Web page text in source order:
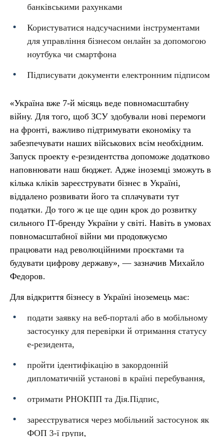
банківськими рахунками
Користуватися надсучасними інструментами
для управління бізнесом онлайн за допомогою
ноутбука чи смартфона
Підписувати документи електронним підписом
«Україна вже 7-й місяць веде повномасштабну
війну. Для того, щоб ЗСУ здобували нові перемоги
на фронті, важливо підтримувати економіку та
забезпечувати наших військових всім необхідним.
Запуск проекту е-резидентства допоможе додатково
наповнювати наш бюджет. Адже іноземці зможуть в
кілька кліків зареєструвати бізнес в Україні,
віддалено розвивати його та сплачувати тут
податки. До того ж це ще один крок до розвитку
сильного ІТ-бренду України у світі. Навіть в умовах
повномасштабної війни ми продовжуємо
працювати над революційними проєктами та
будувати цифрову державу», — зазначив Михайло
Федоров.
Для відкриття бізнесу в Україні іноземець має:
подати заявку на веб-порталі або в мобільному
застосунку для перевірки й отримання статусу
е-резидента,
пройти ідентифікацію в закордонній
дипломатичній установі в країні перебування,
отримати РНОКПП та Дія.Підпис,
зареєструватися через мобільний застосунок як
ФОП 3-ї групи,